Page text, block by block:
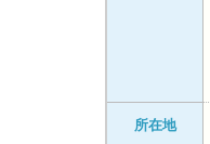
所在地